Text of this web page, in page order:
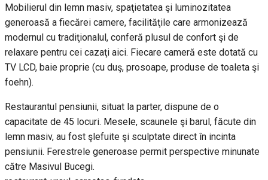
Mobilierul din lemn masiv, spaţietatea şi luminozitatea
generoasă a fiecărei camere, facilităţile care armonizează
modernul cu tradiţionalul, conferă plusul de confort şi de
relaxare pentru cei cazaţi aici. Fiecare cameră este dotată cu
TV LCD, baie proprie (cu duş, prosoape, produse de toaleta şi
foehn).
Restaurantul pensiunii, situat la parter, dispune de o
capacitate de 45 locuri. Mesele, scaunele şi barul, făcute din
lemn masiv, au fost şlefuite şi sculptate direct în incinta
pensiunii. Ferestrele generoase permit perspective minunate
către Masivul Bucegi.